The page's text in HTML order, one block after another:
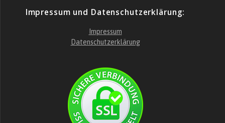
Impressum und Datenschutzerklärung:
Impressum
Datenschutzerklärung